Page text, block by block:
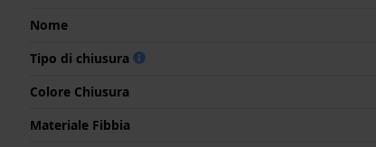
Nome
Tipo di chiusura
Colore Chiusura
Materiale Fibbia